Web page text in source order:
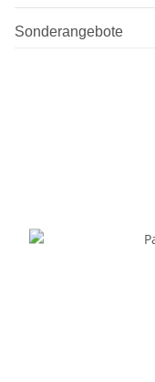
Sonderangebote